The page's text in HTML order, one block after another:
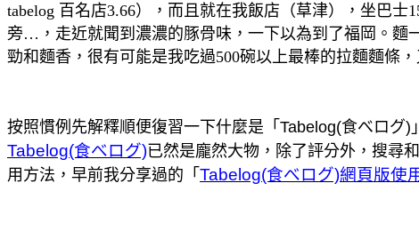
tabelog 百名店3.66），而且就在我飯店（草津），坐巴
旁…，走近就聞到濃濃的豚骨味，一下以為到了福岡。麵
勁和麵香，很有可能是我吃過500碗以上最棒的拉麵麵條
按照慣例先解釋順便復習一下什麼是「Tabelog(食べロ
Tabelog(食べログ)已然是龐然大物，除了評分外，搜尋
用方法，早前我分享過的「 Tabelog(食べログ)網頁版使